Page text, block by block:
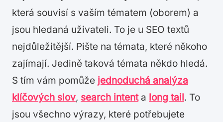
která souvisí s vaším tématem (oborem) a
jsou hledaná uživateli. To je u SEO textů
nejdůležitější. Pište na témata, které někoho
zajímají. Jedině taková témata někdo hledá.
S tím vám pomůže jednoduchá analýza
klíčových slov, search intenta long tail. To
jsou všechno výrazy, které potřebujete